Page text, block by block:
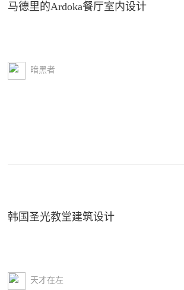
马德里的Ardoka餐厅室内设计
暗黑者
韩国圣光教堂建筑设计
天才在左